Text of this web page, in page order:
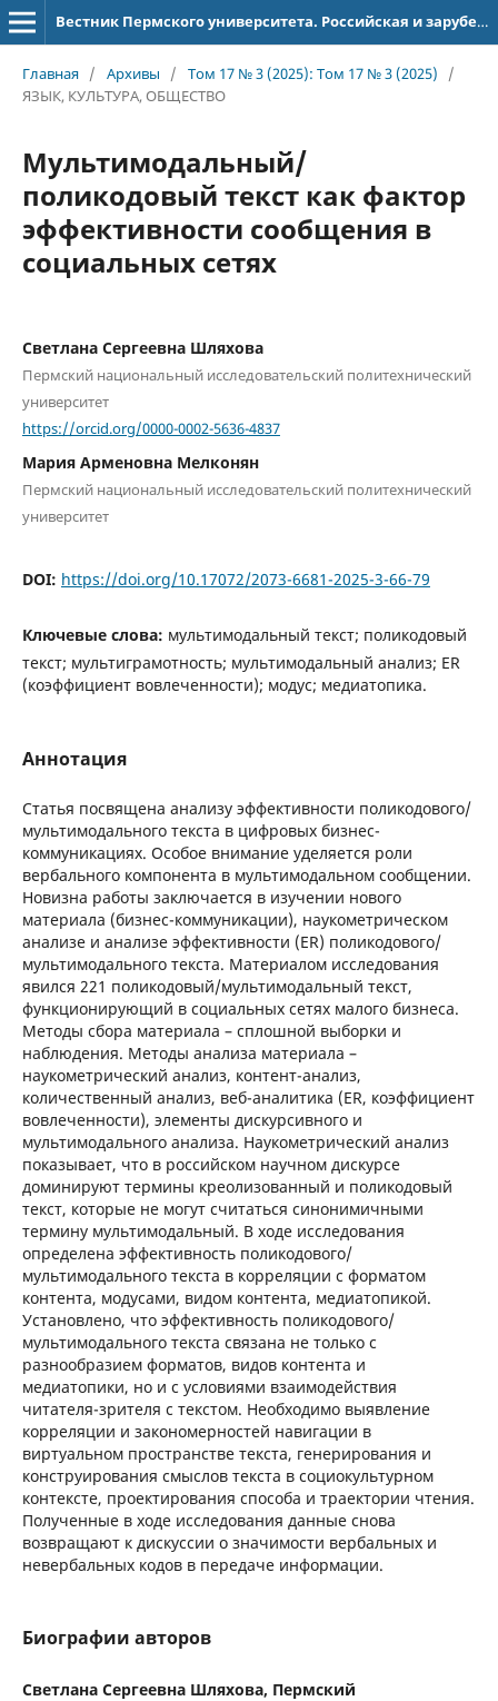
Вестник Пермского университета. Российская и зарубежная филология
Главная / Архивы / Том 17 № 3 (2025): Том 17 № 3 (2025)
/
ЯЗЫК, КУЛЬТУРА, ОБЩЕСТВО
Мультимодальный/
поликодовый текст как фактор
эффективности сообщения в
социальных сетях
Светлана Сергеевна Шляхова
Пермский национальный исследовательский политехнический
университет
https://orcid.org/0000-0002-5636-4837
Мария Арменовна Мелконян
Пермский национальный исследовательский политехнический
университет
DOI: https://doi.org/10.17072/2073-6681-2025-3-66-79
Ключевые слова: мультимодальный текст; поликодовый
текст; мультиграмотность; мультимодальный анализ; ER
(коэффициент вовлеченности); модус; медиатопика.
Аннотация
Статья посвящена анализу эффективности поликодового/
мультимодального текста в цифровых бизнес-
коммуникациях. Особое внимание уделяется роли
вербального компонента в мультимодальном сообщении.
Новизна работы заключается в изучении нового
материала (бизнес-коммуникации), наукометрическом
анализе и анализе эффективности (ER) поликодового/
мультимодального текста. Материалом исследования
явился 221 поликодовый/мультимодальный текст,
функционирующий в социальных сетях малого бизнеса.
Методы сбора материала – сплошной выборки и
наблюдения. Методы анализа материала –
наукометрический анализ, контент-анализ,
количественный анализ, веб-аналитика (ER, коэффициент
вовлеченности), элементы дискурсивного и
мультимодального анализа. Наукометрический анализ
показывает, что в российском научном дискурсе
доминируют термины креолизованный и поликодовый
текст, которые не могут считаться синонимичными
термину мультимодальный. В ходе исследования
определена эффективность поликодового/
мультимодального текста в корреляции с форматом
контента, модусами, видом контента, медиатопикой.
Установлено, что эффективность поликодового/
мультимодального текста связана не только с
разнообразием форматов, видов контента и
медиатопики, но и с условиями взаимодействия
читателя-зрителя с текстом. Необходимо выявление
корреляции и закономерностей навигации в
виртуальном пространстве текста, генерирования и
конструирования смыслов текста в социокультурном
контексте, проектирования способа и траектории чтения.
Полученные в ходе исследования данные снова
возвращают к дискуссии о значимости вербальных и
невербальных кодов в передаче информации.
Биографии авторов
Светлана Сергеевна Шляхова, Пермский